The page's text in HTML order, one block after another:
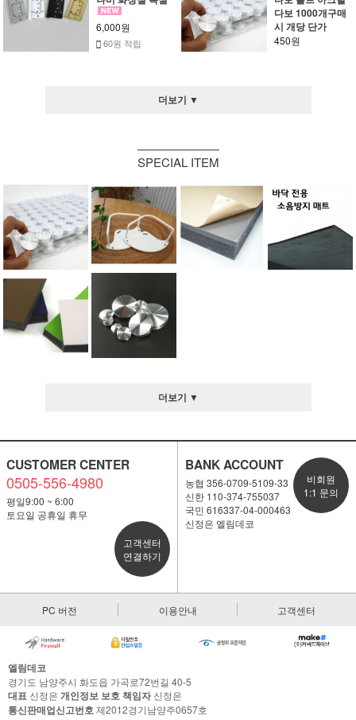
6,000원
60원 적립
다보 1000개구매
시 개당 단가
450원
더보기 ▼
SPECIAL ITEM
더보기 ▼
CUSTOMER CENTER
0505-556-4980
평일9:00 ~ 6:00
토요일 공휴일 휴무
고객센터
연결하기
BANK ACCOUNT
농협 356-0709-5109-33
신한 110-374-755037
국민 616337-04-000463
신정은 엘림데코
비회원
1:1 문의
PC 버전 이용안내 고객센터
엘림데코
경기도 남양주시 화도읍 가곡로72번길 40-5
대표 신정은 개인정보 보호 책임자신정은
통신판매업신고번호제2012경기남양주0657호